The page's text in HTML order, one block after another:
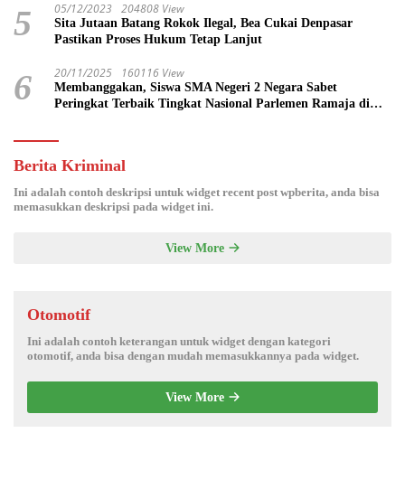
5 05/12/2023 204808 View
Sita Jutaan Batang Rokok Ilegal, Bea Cukai Denpasar
Pastikan Proses Hukum Tetap Lanjut
6 20/11/2025 160116 View
Membanggakan, Siswa SMA Negeri 2 Negara Sabet
Peringkat Terbaik Tingkat Nasional Parlemen Ramaja di
Berita Kriminal
Ini adalah contoh deskripsi untuk widget recent post wpberita, anda bisa
memasukkan deskripsi pada widget ini.
View More
Otomotif
Ini adalah contoh keterangan untuk widget dengan kategori
otomotif, anda bisa dengan mudah memasukkannya pada widget.
View More